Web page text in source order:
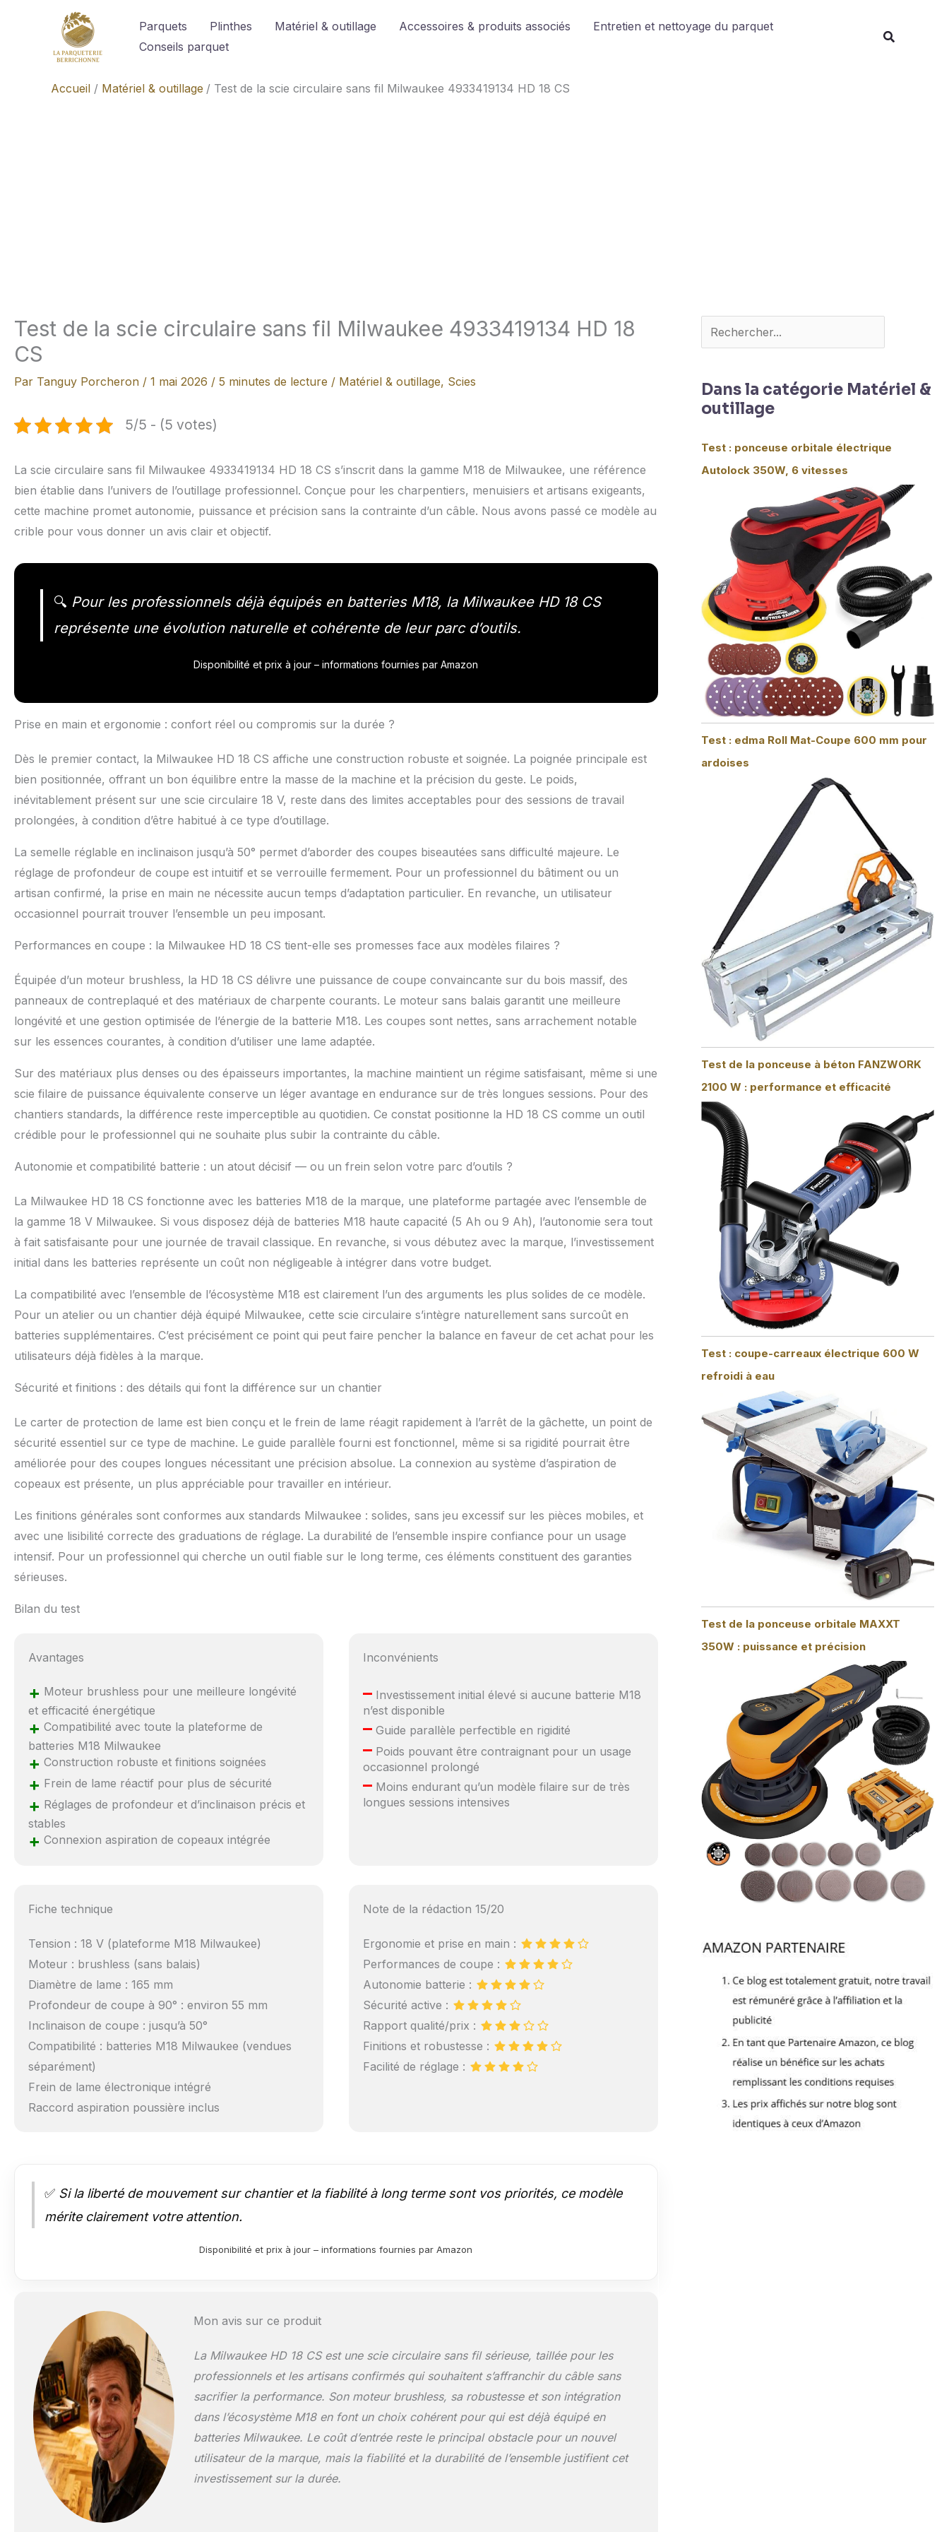
Parquets Plinthes Matériel & outillage Accessoires & produits associés
Entretien et nettoyage du parquet
Conseils parquet
Accueil Matériel & outillage Test de la scie circulaire sans fil Milwaukee 4933419134 HD 18 CS
Test de la scie circulaire sans fil Milwaukee 4933419134 HD 18
CS
Par Tanguy Porcheron / 1 mai 2026 / 5 minutes de lecture / Matériel & outillage, Scies
5/5 - (5 votes)
La scie circulaire sans fil Milwaukee 4933419134 HD 18 CS s’inscrit dans la gamme M18 de Milwaukee, une référence
bien établie dans l’univers de l’outillage professionnel. Conçue pour les charpentiers, menuisiers et artisans exigeants,
cette machine promet autonomie, puissance et précision sans la contrainte d’un câble. Nous avons passé ce modèle au
crible pour vous donner un avis clair et objectif.
🔍 Pour les professionnels déjà équipés en batteries M18, la Milwaukee HD 18 CS
représente une évolution naturelle et cohérente de leur parc d’outils.
Disponibilité et prix à jour – informations fournies par Amazon
Prise en main et ergonomie : confort réel ou compromis sur la durée ?
Dès le premier contact, la Milwaukee HD 18 CS affiche une construction robuste et soignée. La poignée principale est
bien positionnée, offrant un bon équilibre entre la masse de la machine et la précision du geste. Le poids,
inévitablement présent sur une scie circulaire 18 V, reste dans des limites acceptables pour des sessions de travail
prolongées, à condition d’être habitué à ce type d’outillage.
La semelle réglable en inclinaison jusqu’à 50° permet d’aborder des coupes biseautées sans difficulté majeure. Le
réglage de profondeur de coupe est intuitif et se verrouille fermement. Pour un professionnel du bâtiment ou un
artisan confirmé, la prise en main ne nécessite aucun temps d’adaptation particulier. En revanche, un utilisateur
occasionnel pourrait trouver l’ensemble un peu imposant.
Performances en coupe : la Milwaukee HD 18 CS tient-elle ses promesses face aux modèles filaires ?
Équipée d’un moteur brushless, la HD 18 CS délivre une puissance de coupe convaincante sur du bois massif, des
panneaux de contreplaqué et des matériaux de charpente courants. Le moteur sans balais garantit une meilleure
longévité et une gestion optimisée de l’énergie de la batterie M18. Les coupes sont nettes, sans arrachement notable
sur les essences courantes, à condition d’utiliser une lame adaptée.
Sur des matériaux plus denses ou des épaisseurs importantes, la machine maintient un régime satisfaisant, même si une
scie filaire de puissance équivalente conserve un léger avantage en endurance sur de très longues sessions. Pour des
chantiers standards, la différence reste imperceptible au quotidien. Ce constat positionne la HD 18 CS comme un outil
crédible pour le professionnel qui ne souhaite plus subir la contrainte du câble.
Autonomie et compatibilité batterie : un atout décisif — ou un frein selon votre parc d’outils ?
La Milwaukee HD 18 CS fonctionne avec les batteries M18 de la marque, une plateforme partagée avec l’ensemble de
la gamme 18 V Milwaukee. Si vous disposez déjà de batteries M18 haute capacité (5 Ah ou 9 Ah), l’autonomie sera tout
à fait satisfaisante pour une journée de travail classique. En revanche, si vous débutez avec la marque, l’investissement
initial dans les batteries représente un coût non négligeable à intégrer dans votre budget.
La compatibilité avec l’ensemble de l’écosystème M18 est clairement l’un des arguments les plus solides de ce modèle.
Pour un atelier ou un chantier déjà équipé Milwaukee, cette scie circulaire s’intègre naturellement sans surcoût en
batteries supplémentaires. C’est précisément ce point qui peut faire pencher la balance en faveur de cet achat pour les
utilisateurs déjà fidèles à la marque.
Sécurité et finitions : des détails qui font la différence sur un chantier
Le carter de protection de lame est bien conçu et le frein de lame réagit rapidement à l’arrêt de la gâchette, un point de
sécurité essentiel sur ce type de machine. Le guide parallèle fourni est fonctionnel, même si sa rigidité pourrait être
améliorée pour des coupes longues nécessitant une précision absolue. La connexion au système d’aspiration de
copeaux est présente, un plus appréciable pour travailler en intérieur.
Les finitions générales sont conformes aux standards Milwaukee : solides, sans jeu excessif sur les pièces mobiles, et
avec une lisibilité correcte des graduations de réglage. La durabilité de l’ensemble inspire confiance pour un usage
intensif. Pour un professionnel qui cherche un outil fiable sur le long terme, ces éléments constituent des garanties
sérieuses.
Bilan du test
Avantages
+ Moteur brushless pour une meilleure longévité
et efficacité énergétique
+ Compatibilité avec toute la plateforme de
batteries M18 Milwaukee
+ Construction robuste et finitions soignées
+ Frein de lame réactif pour plus de sécurité
+ Réglages de profondeur et d’inclinaison précis et
stables
+ Connexion aspiration de copeaux intégrée
Inconvénients
– Investissement initial élevé si aucune batterie M18
n’est disponible
– Guide parallèle perfectible en rigidité
– Poids pouvant être contraignant pour un usage
occasionnel prolongé
– Moins endurant qu’un modèle filaire sur de très
longues sessions intensives
Fiche technique
Tension : 18 V (plateforme M18 Milwaukee)
Moteur : brushless (sans balais)
Diamètre de lame : 165 mm
Profondeur de coupe à 90° : environ 55 mm
Inclinaison de coupe : jusqu’à 50°
Compatibilité : batteries M18 Milwaukee (vendues
séparément)
Frein de lame électronique intégré
Raccord aspiration poussière inclus
Note de la rédaction 15/20
Ergonomie et prise en main :
Performances de coupe :
Autonomie batterie :
Sécurité active :
Rapport qualité/prix :
Finitions et robustesse :
Facilité de réglage :
✅ Si la liberté de mouvement sur chantier et la fiabilité à long terme sont vos priorités, ce modèle
mérite clairement votre attention.
Disponibilité et prix à jour – informations fournies par Amazon
Mon avis sur ce produit
La Milwaukee HD 18 CS est une scie circulaire sans fil sérieuse, taillée pour les
professionnels et les artisans confirmés qui souhaitent s’affranchir du câble sans
sacrifier la performance. Son moteur brushless, sa robustesse et son intégration
dans l’écosystème M18 en font un choix cohérent pour qui est déjà équipé en
batteries Milwaukee. Le coût d’entrée reste le principal obstacle pour un nouvel
utilisateur de la marque, mais la fiabilité et la durabilité de l’ensemble justifient cet
investissement sur la durée.
Dans la catégorie Matériel &
outillage
Test : ponceuse orbitale électrique
Autolock 350W, 6 vitesses
Test : edma Roll Mat-Coupe 600 mm pour
ardoises
Test de la ponceuse à béton FANZWORK
2100 W : performance et efficacité
Test : coupe-carreaux électrique 600 W
refroidi à eau
Test de la ponceuse orbitale MAXXT
350W : puissance et précision